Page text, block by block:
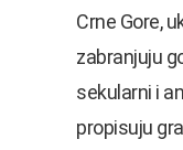
Crne Gore,
zabranjuju
sekularni i
propisuju